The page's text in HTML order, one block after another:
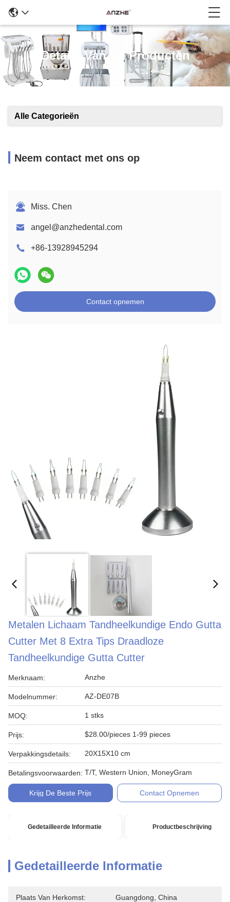
Details Van De Producten
Alle Categorieën
Neem contact met ons op
Miss. Chen
angel@anzhedental.com
+86-13928945294
Contact opnemen
Metalen Lichaam Tandheelkundige Endo Gutta
Cutter Met 8 Extra Tips Draadloze
Tandheelkundige Gutta Cutter
Merknaam: Anzhe
Modelnummer: AZ-DE07B
MOQ: 1 stks
Prijs: $28.00/pieces 1-99 pieces
Verpakkingsdetails: 20X15X10 cm
Betalingsvoorwaarden: T/T, Western Union, MoneyGram
Krijg De Beste Prijs Contact Opnemen
Gedetailleerde Informatie Productbeschrijving
Gedetailleerde Informatie
Plaats Van Herkomst: Guangdong, China